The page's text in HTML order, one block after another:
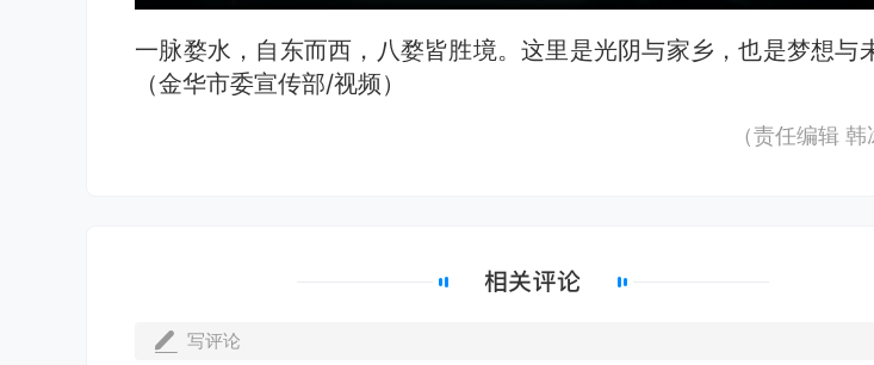
一脉婺水，自东而西，八婺皆胜境。这里是光阴与家乡，也是梦想与
（金华市委宣传部/视频）
（责任编辑 韩
写评论